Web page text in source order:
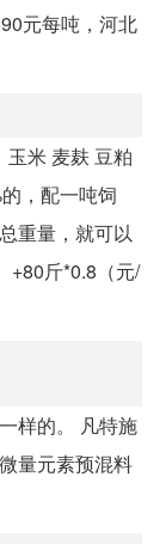
元每吨，河北
米 麦麸 豆粕
，配一吨饲
重量，就可以
+80斤*0.8（元/
样的。 凡特施
量元素预混料